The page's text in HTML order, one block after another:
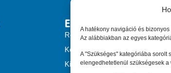
A hatékony navigáció és
Az alábbiakban az egyes
A "Szükséges" kategóriába sorolt
elengedhetetlenül szükségesek
EEN Hungary
Rólunk
Konzorcium
Kiadványok